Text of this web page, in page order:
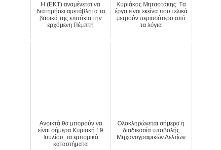
H (ΕΚΤ) αναμένεται να
διατηρήσει αμετάβλητα τα
βασικά της επιτόκια την
ερχόμενη Πέμπτη
Κυριάκος Μητσοτάκης: Tα
έργα είναι εκείνα που τελικά
μετρούν περισσότερο από
τα λόγια
Ανοικτά θα μπορούν να
είναι σήμερα Κυριακή 19
Ιουλίου, τα εμπορικά
καταστήματα
Ολοκληρώνεται σήμερα η
διαδικασία υποβολής
Μηχανογραφικών Δελτίων